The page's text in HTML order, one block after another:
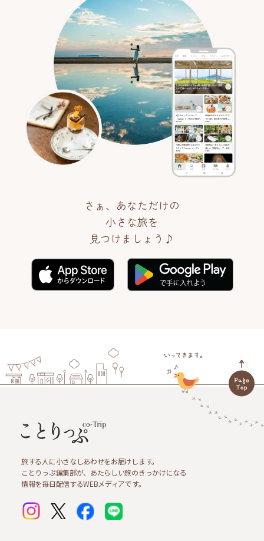
さぁ、あなただけの
小さな旅を
見つけましょう♪
旅する人に小さなしあわせをお届けします。
ことりっぷ編集部が、あたらしい旅のきっかけになる
情報を毎日配信するWEBメディアです。